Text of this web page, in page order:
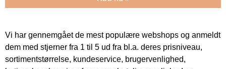
Vi har gennemgået de mest populære webshops og anmeldt
dem med stjerner fra 1 til 5 ud fra bl.a. deres prisniveau,
sortimentstørrelse, kundeservice, brugervenlighed,